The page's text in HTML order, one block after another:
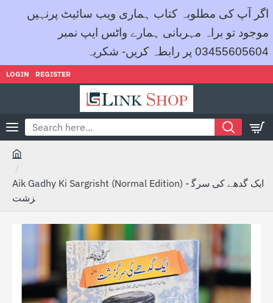
اگر آپ کی مطلوبہ کتاب ہماری ویب سائیٹ پرنہیں
موجود تو براہ مہربانی ہمارے واٹس ایپ نمبر
03455605604 پر رابطہ کریں- شکریہ
LOGIN REGISTER
Search
o
e
Aik Gadhy Ki Sargrisht (Normal Edition) - ایک گدھے کی سرگ
زشت